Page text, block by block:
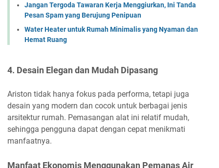
Jangan Tergoda Tawaran Kerja Menggiurkan, Ini Tanda
Pesan Spam yang Berujung Penipuan
Water Heater untuk Rumah Minimalis yang Nyaman dan
Hemat Ruang
4. Desain Elegan dan Mudah Dipasang
Ariston tidak hanya fokus pada performa, tetapi juga
desain yang modern dan cocok untuk berbagai jenis
arsitektur rumah. Pemasangan alat ini relatif mudah,
sehingga pengguna dapat dengan cepat menikmati
manfaatnya.
Manfaat Ekonomis Menggunakan Pemanas Air